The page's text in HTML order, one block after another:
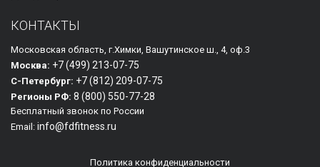
КОНТАКТЫ
Московская область, г.Химки, Вашутинское ш., 4, оф.3
Москва: +7 (499) 213-07-75
С-Петербург: +7 (812) 209-07-75
Регионы РФ: 8 (800) 550-77-28
Бесплатный звонок по России
Email: info@fdfitness.ru
Политика конфиденциальности